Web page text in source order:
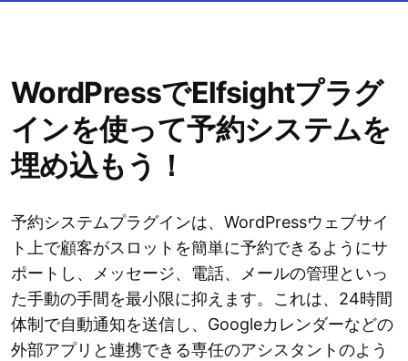
WordPressでElfsightプラグ
インを使って予約システムを
埋め込もう！
予約システムプラグインは、WordPressウェブサイ
ト上で顧客がスロットを簡単に予約できるようにサ
ポートし、メッセージ、電話、メールの管理といっ
た手動の手間を最小限に抑えます。これは、24時間
体制で自動通知を送信し、Googleカレンダーなどの
外部アプリと連携できる専任のアシスタントのよう